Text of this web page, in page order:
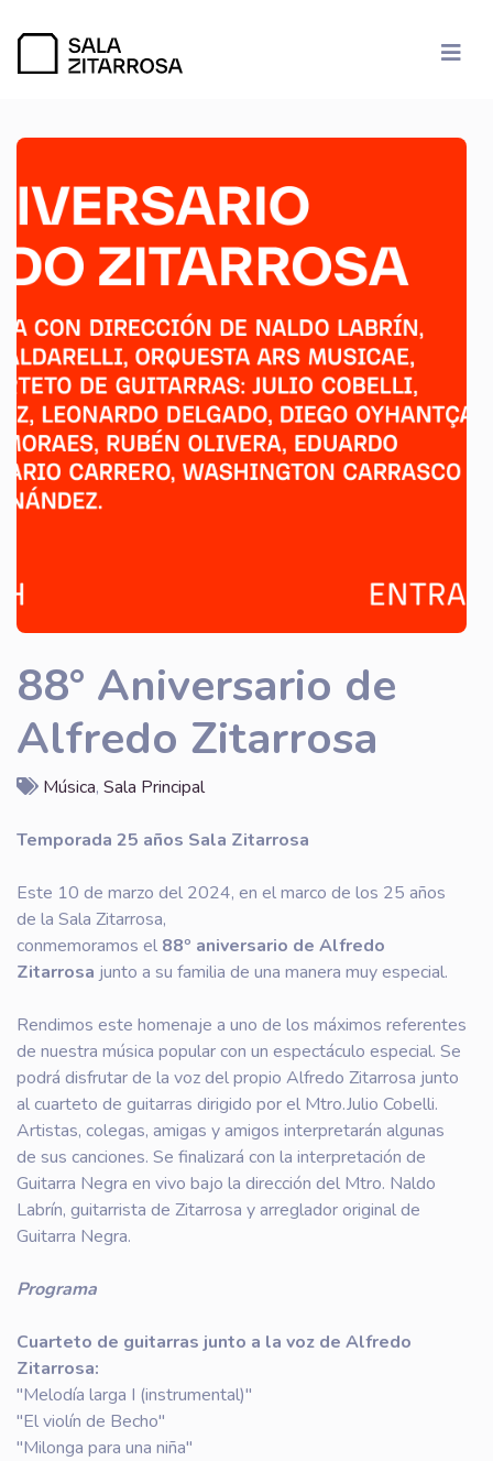
88° Aniversario de
Alfredo Zitarrosa
Música, Sala Principal
Temporada 25 años Sala Zitarrosa
Este 10 de marzo del 2024, en el marco de los 25 años
de la Sala Zitarrosa,
conmemoramos el 88º aniversario de Alfredo
Zitarrosa junto a su familia de una manera muy especial.
Rendimos este homenaje a uno de los máximos referentes
de nuestra música popular con un espectáculo especial. Se
podrá disfrutar de la voz del propio Alfredo Zitarrosa junto
al cuarteto de guitarras dirigido por el Mtro.Julio Cobelli.
Artistas, colegas, amigas y amigos interpretarán algunas
de sus canciones. Se finalizará con la interpretación de
Guitarra Negra en vivo bajo la dirección del Mtro. Naldo
Labrín, guitarrista de Zitarrosa y arreglador original de
Guitarra Negra.
Programa
Cuarteto de guitarras junto a la voz de Alfredo
Zitarrosa:
"Melodía larga I (instrumental)"
"El violín de Becho"
"Milonga para una niña"